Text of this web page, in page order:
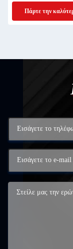
εργαλεία
Πάρτε την